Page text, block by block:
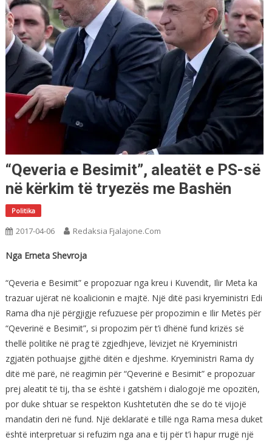
“Qeveria e Besimit”, aleatët e PS-së
në kërkim të tryezës me Bashën
Politika
2017-04-06 Redaksia Fjalajone.com
Nga Erneta Shevroja
“Qeveria e Besimit” e propozuar nga kreu i Kuvendit, Ilir Meta ka
trazuar ujërat në koalicionin e majtë. Një ditë pasi kryeministri Edi
Rama dha një përgjigje refuzuese për propozimin e Ilir Metës për
“Qeverinë e Besimit”, si propozim për t’i dhënë fund krizës së
thellë politike në prag të zgjedhjeve, lëvizjet në Kryeministri
zgjatën pothuajse gjithë ditën e djeshme. Kryeministri Rama dy
ditë më parë, në reagimin për “Qeverinë e Besimit” e propozuar
prej aleatit të tij, tha se është i gatshëm i dialogojë me opozitën,
por duke shtuar se respekton Kushtetutën dhe se do të vijojë
mandatin deri në fund. Një deklaratë e tillë nga Rama mesa duket
është interpretuar si refuzim nga ana e tij për t’i hapur rrugë një